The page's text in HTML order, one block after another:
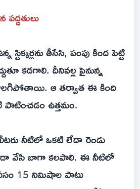
స్టిక్కర్లను తీసేసి, పంపు కింద పెట్టి
కడగాలి. దీనివల్ల పైనున్న
ఆ తర్వాత ఈ కింది
పాటించడం ఉత్తమం.
నీటిలో ఒకటి లేదా రెండు
వేసి బాగా కలపాలి. ఈ నీటిలో
15 నిమిషాల పాటు